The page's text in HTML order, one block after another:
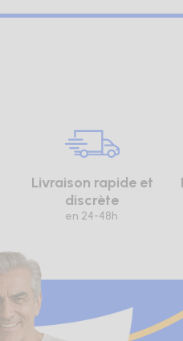
Livraison rapide et
discrète
en 24-48h